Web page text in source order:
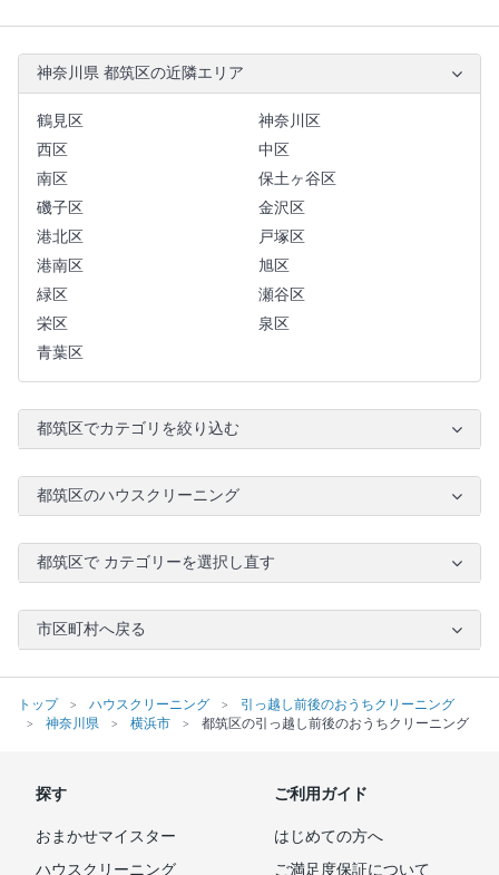
神奈川県 都筑区の近隣エリア
鶴見区
神奈川区
西区
中区
南区
保土ヶ谷区
磯子区
金沢区
港北区
戸塚区
港南区
旭区
緑区
瀬谷区
栄区
泉区
青葉区
都筑区でカテゴリを絞り込む
都筑区のハウスクリーニング
都筑区で カテゴリーを選択し直す
市区町村へ戻る
トップ ハウスクリーニング
引っ越し前後のおうちクリーニング
神奈川県
横浜市 都筑区の引っ越し前後のおうちクリーニング
探す
おまかせマイスター
ハウスクリーニング
ご利用ガイド
はじめての方へ
ご満足度保証について